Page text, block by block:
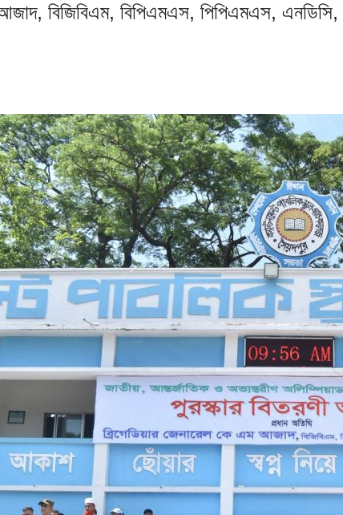
বি‌জি‌বিএম, বি‌পিএমএস, পি‌পিএমএস,